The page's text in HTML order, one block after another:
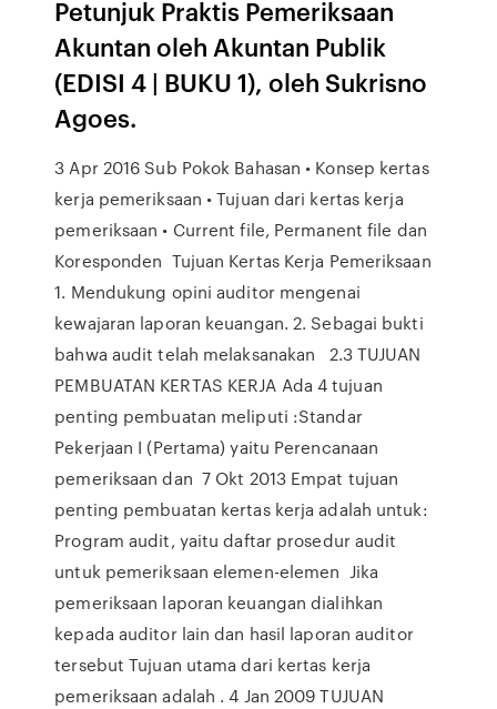
Petunjuk Praktis Pemeriksaan
Akuntan oleh Akuntan Publik
(EDISI 4 | BUKU 1), oleh Sukrisno
Agoes.
3 Apr 2016 Sub Pokok Bahasan • Konsep kertas
kerja pemeriksaan • Tujuan dari kertas kerja
pemeriksaan • Current file, Permanent file dan
Koresponden Tujuan Kertas Kerja Pemeriksaan
1. Mendukung opini auditor mengenai
kewajaran laporan keuangan. 2. Sebagai bukti
bahwa audit telah melaksanakan 2.3 TUJUAN
PEMBUATAN KERTAS KERJA Ada 4 tujuan
penting pembuatan meliputi :Standar
Pekerjaan I (Pertama) yaitu Perencanaan
pemeriksaan dan 7 Okt 2013 Empat tujuan
penting pembuatan kertas kerja adalah untuk:
Program audit, yaitu daftar prosedur audit
untuk pemeriksaan elemen-elemen Jika
pemeriksaan laporan keuangan dialihkan
kepada auditor lain dan hasil laporan auditor
tersebut Tujuan utama dari kertas kerja
pemeriksaan adalah . 4 Jan 2009 TUJUAN